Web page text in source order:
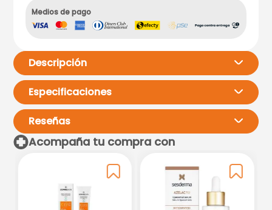
Medios de pago
Descripción
Especificaciones
Reseñas
Por favor, inicia sesión para
escribir un comentario.
Acompaña tu compra con